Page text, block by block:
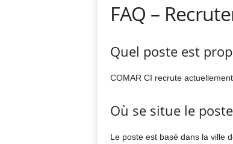
FAQ –
Quel poste est
COMAR CI recrute
Où se situe le
Le poste est basé dans la ville